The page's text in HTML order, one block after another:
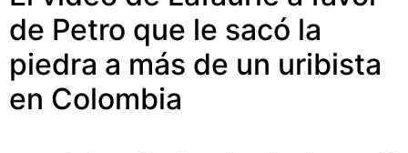
de Petro que le sacó la
piedra a más de un uribista
en Colombia